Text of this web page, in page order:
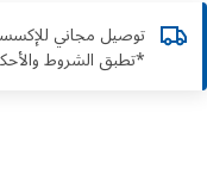
*تطبق الشروط والأحكام